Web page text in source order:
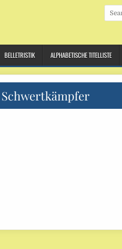
Search
for:
BELLETRISTIK ALPHABETISCHE TITELLISTE
Schwertkämpfer